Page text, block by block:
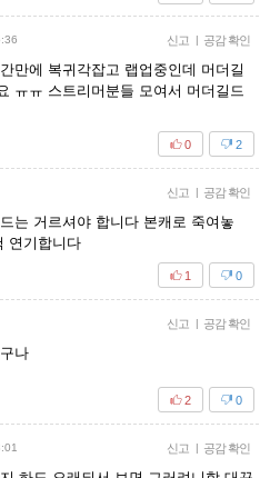
신고 공감 확인
만에 복귀각잡고 랩업중인데 머더길
ㅠㅠ 스트리머분들 모여서 머더길드
2
0
신고 공감 확인
는 거르셔야 합니다 본캐로 죽여놓
연기합니다
0
1
신고 공감 확인
나
0
2
신고 공감 확인